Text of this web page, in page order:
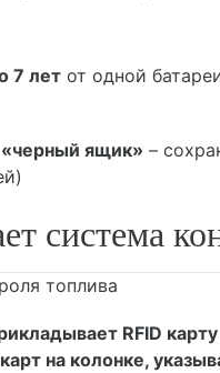
7 лет от одной
ящик» –
система
RFID
на колонке,